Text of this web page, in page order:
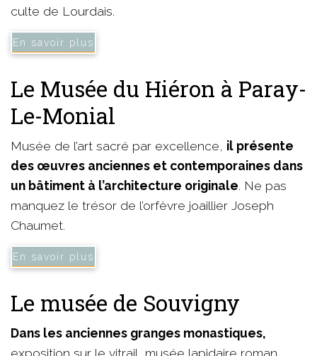
culte de Lourdais.
En savoir plus
Le Musée du Hiéron à Paray-
Le-Monial
Musée de l’art sacré par excellence, il présente
des œuvres anciennes et contemporaines dans
un bâtiment à l’architecture originale. Ne pas
manquez le trésor de l’orfèvre joaillier Joseph
Chaumet.
En savoir plus
Le musée de Souvigny
Dans les anciennes granges monastiques,